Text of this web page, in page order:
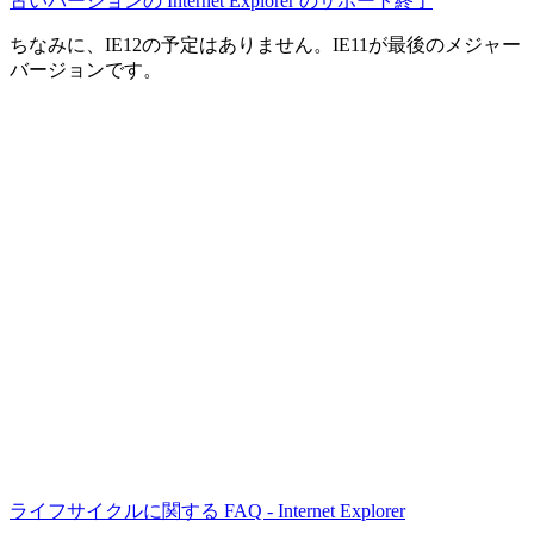
ちなみに、IE12の予定はありません。IE11が最後のメジャー
バージョンです。
ライフサイクルに関する FAQ - Internet Explorer